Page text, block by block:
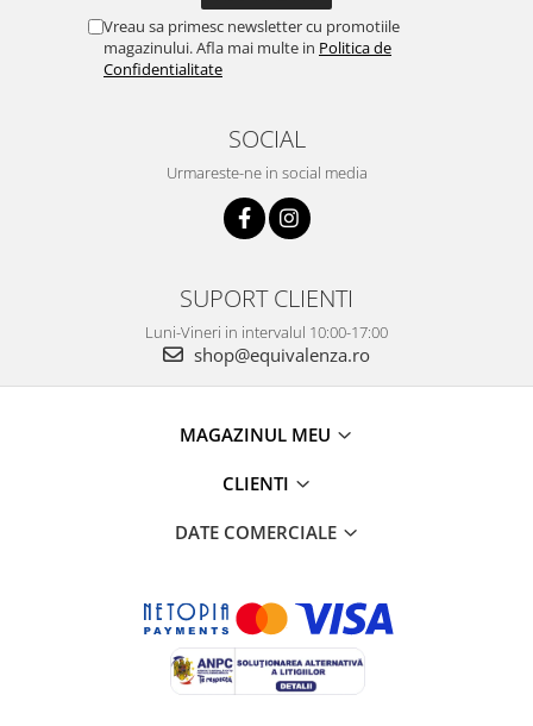
Vreau sa primesc newsletter cu promotiile
magazinului. Afla mai multe in Politica de
Confidentialitate
SOCIAL
Urmareste-ne in social media
SUPORT CLIENTI
Luni-Vineri in intervalul 10:00-17:00
shop@equivalenza.ro
MAGAZINUL MEU
CLIENTI
DATE COMERCIALE